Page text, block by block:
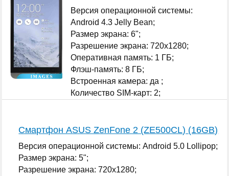
Версия операционной системы:
Android 4.3 Jelly Bean;
Размер экрана: 6";
Разрешение экрана: 720x1280;
Оперативная память: 1 ГБ;
Флэш-память: 8 ГБ;
Встроенная камера: да ;
Количество SIM-карт: 2;
Смартфон ASUS ZenFone 2 (ZE500CL) (16GB)
Версия операционной системы: Android 5.0 Lollipop;
Размер экрана: 5";
Разрешение экрана: 720x1280;